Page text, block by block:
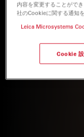
内容を変更することがで
社のCookieに関する通知
Leica Microsystems
Cookie